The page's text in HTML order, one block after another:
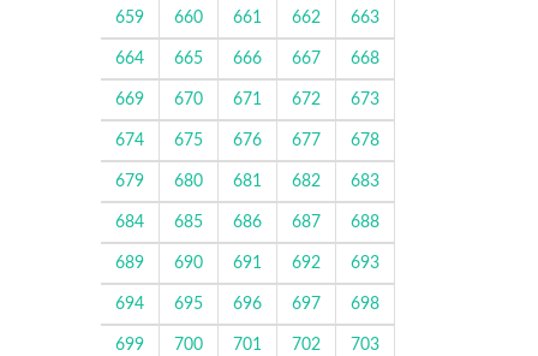
659 660 661 662 663
664 665 666 667 668
669 670 671 672 673
674 675 676 677 678
679 680 681 682 683
684 685 686 687 688
689 690 691 692 693
694 695 696 697 698
699 700 701 702 703